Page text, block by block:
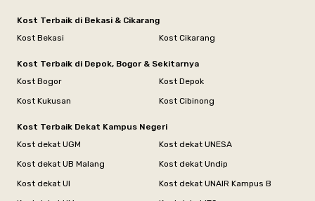
Kost Terbaik di Bekasi & Cikarang
Kost Bekasi
Kost Cikarang
Kost Terbaik di Depok, Bogor & Sekitarnya
Kost Bogor
Kost Depok
Kost Kukusan
Kost Cibinong
Kost Terbaik Dekat Kampus Negeri
Kost dekat UGM
Kost dekat UNESA
Kost dekat UB Malang
Kost dekat Undip
Kost dekat UI
Kost dekat UNAIR Kampus B